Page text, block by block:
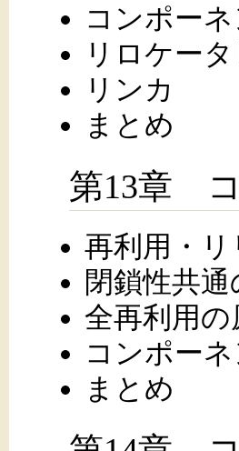
コンポー
リロケー
リンカ
まとめ
第13章
再利用・リ
閉鎖性共通
全再利用の
コンポー
まとめ